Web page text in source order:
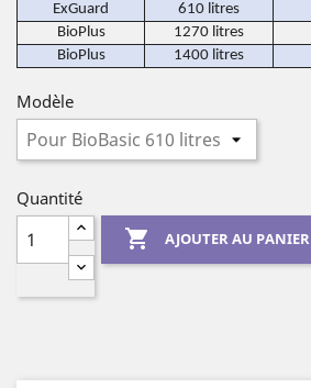
ExGuard
610 litres
BioPlus
1270 litres
BioPlus
1400 litres
Modèle
Quantité
 AJOUTER AU PANIER